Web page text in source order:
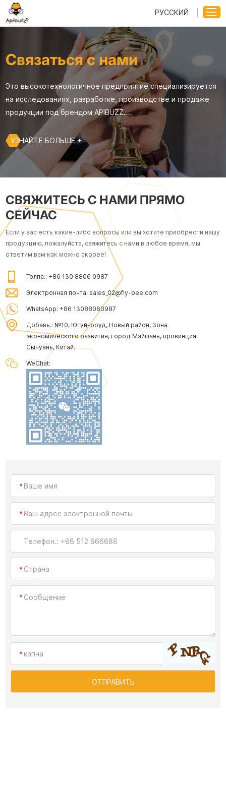
РУССКИЙ
Связаться с нами
Это высокотехнологичное предприятие специализируется
на исследованиях, разработке, производстве и продаже
продукции под брендом APIBUZZ.
УЗНАЙТЕ БОЛЬШЕ +
СВЯЖИТЕСЬ С НАМИ ПРЯМО
СЕЙЧАС
Если у вас есть какие-либо вопросы или вы хотите приобрести нашу
продукцию, пожалуйста, свяжитесь с нами в любое время, мы
ответим вам как можно скорее!
Толпа.: +86 130 8806 0987
Электронная почта: sales_02@fly-bee.com
WhatsApp: +86 13088060987
Добавь.: №10, Югуй-роуд, Новый район, Зона
экономического развития, город Мэйшань, провинция
Сычуань, Китай.
WeChat: